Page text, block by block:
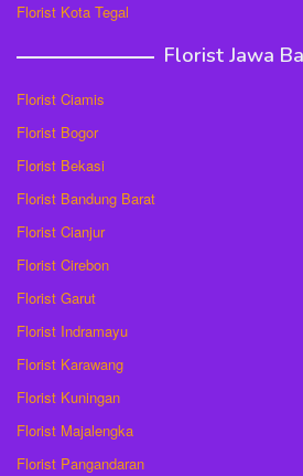
Florist Kota Tegal
Florist Jawa
Florist Ciamis
Florist Bogor
Florist Bekasi
Florist Bandung Barat
Florist Cianjur
Florist Cirebon
Florist Garut
Florist Indramayu
Florist Karawang
Florist Kuningan
Florist Majalengka
Florist Pangandaran